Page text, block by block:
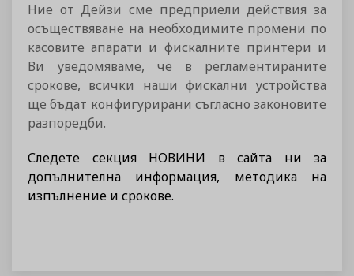
Ние от Дейзи сме предприели действия за
осъществяване на необходимите промени по
касовите апарати и фискалните принтери и
Ви уведомяваме, че в регламентираните
срокове, всички наши фискални устройства
ще бъдат конфигурирани съгласно законовите
разпоредби.
Следете секция НОВИНИ в сайта ни за
допълнителна информация, методика на
изпълнение и срокове.